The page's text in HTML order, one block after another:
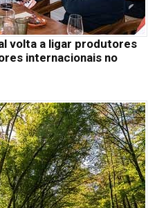
volta a ligar produtores
internacionais no